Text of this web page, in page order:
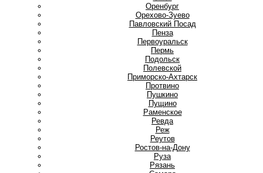
Оренбург
Орехово-Зуево
Павловский Посад
Пенза
Первоуральск
Пермь
Подольск
Полевской
Приморско-Ахтарск
Протвино
Пушкино
Пущино
Раменское
Ревда
Реж
Реутов
Ростов-на-Дону
Руза
Рязань